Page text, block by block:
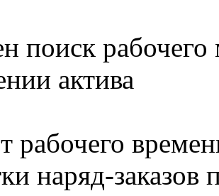
поиск
актива
рабочего
наряд-заказов